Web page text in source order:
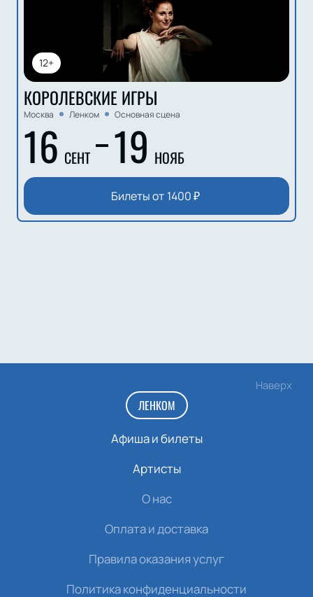
12+
КОРОЛЕВСКИЕ ИГРЫ
Москва Ленком Основная сцена
16 СЕНТ 19 НОЯБ
Билеты от 1400₽
Наверх
ЛЕНКОМ
Афиша и билеты
Артисты
О нас
Оплата и доставка
Правила оказания услуг
Политика конфиденциальности